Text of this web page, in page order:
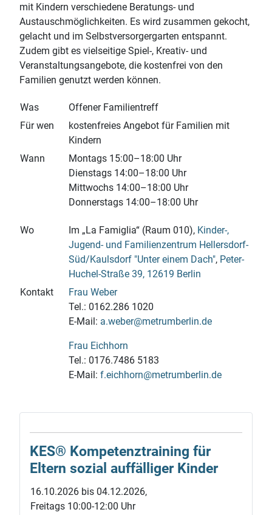
mit Kindern verschiedene Beratungs- und
Austauschmöglichkeiten. Es wird zusammen gekocht,
gelacht und im Selbstversorgergarten entspannt.
Zudem gibt es vielseitige Spiel-, Kreativ- und
Veranstaltungsangebote, die kostenfrei von den
Familien genutzt werden können.
Was
Offener Familientreff
Für wen
kostenfreies Angebot für Familien mit
Kindern
Wann
Montags 15:00–18:00 Uhr
Dienstags 14:00–18:00 Uhr
Mittwochs 14:00–18:00 Uhr
Donnerstags 14:00–18:00 Uhr
Wo Im „La Famiglia“ (Raum 010), Kinder-,
Jugend- und Familienzentrum Hellersdorf-
Süd/Kaulsdorf "Unter einem Dach", Peter-
Huchel-Straße 39, 12619 Berlin
Kontakt
Frau Weber
Tel.: 0162.286 1020
E-Mail: a.weber@metrumberlin.de
Frau Eichhorn
Tel.: 0176.7486 5183
E-Mail: f.eichhorn@metrumberlin.de
KES® Kompetenz­training für
Eltern sozial auf­fälliger Kinder
16.10.2026 bis 04.12.2026,
Freitags 10:00-12:00 Uhr